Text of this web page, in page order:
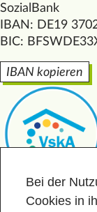
SozialBank
IBAN: DE19
BIC:
IBAN kopieren
Bei der
Cookies in